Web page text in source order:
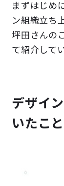
まずはじめ
ン組織立ち
坪田さんの
て紹介して
デザイ
いたこと